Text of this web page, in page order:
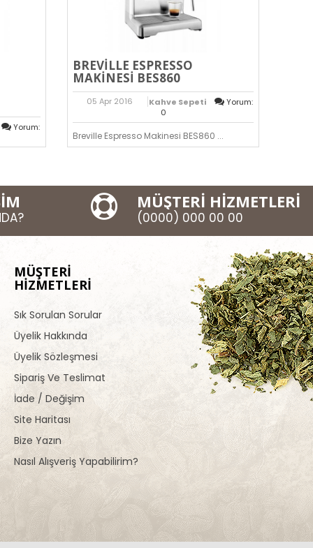
Yorum:
BREVILLE ESPRESSO
MAKINESI BES860
05 Apr 2016 Kahve Sepeti
Yorum:
0
Breville Espresso Makinesi BES860 ...
MÜŞTERİ HİZMETLERİ
(0000) 000 00 00
MÜŞTERİ
HİZMETLERİ
Sık Sorulan Sorular
Üyelik Hakkında
Üyelik Sözleşmesi
Sipariş Ve Teslimat
İade / Değişim
Site Haritası
Bize Yazın
Nasıl Alışveriş Yapabilirim?